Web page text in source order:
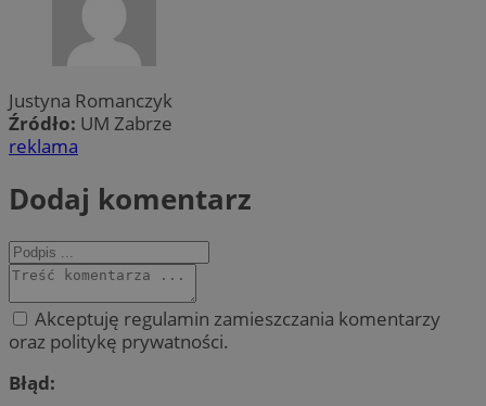
Justyna Romanczyk
Źródło: UM Zabrze
reklama
Dodaj komentarz
Akceptuję regulamin zamieszczania komentarzy
oraz politykę prywatności.
Błąd: